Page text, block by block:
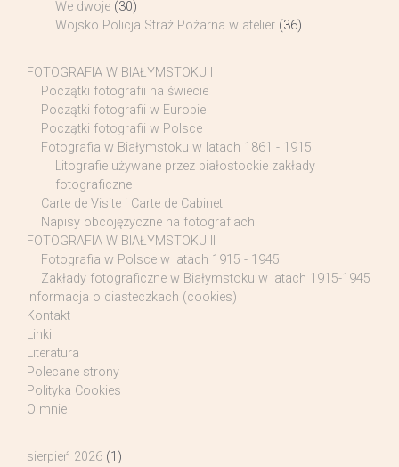
We dwoje (30)
Wojsko Policja Straż Pożarna w atelier (36)
FOTOGRAFIA W BIAŁYMSTOKU I
Początki fotografii na świecie
Początki fotografii w Europie
Początki fotografii w Polsce
Fotografia w Białymstoku w latach 1861 - 1915
Litografie używane przez białostockie zakłady
fotograficzne
Carte de Visite i Carte de Cabinet
Napisy obcojęzyczne na fotografiach
FOTOGRAFIA W BIAŁYMSTOKU II
Fotografia w Polsce w latach 1915 - 1945
Zakłady fotograficzne w Białymstoku w latach 1915-1945
Informacja o ciasteczkach (cookies)
Kontakt
Linki
Literatura
Polecane strony
Polityka Cookies
O mnie
sierpień 2026 (1)